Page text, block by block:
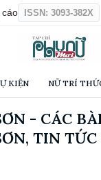
cáo ISSN: 3093-382X
KIỆN NỮ TRÍ
- CÁC
TIN